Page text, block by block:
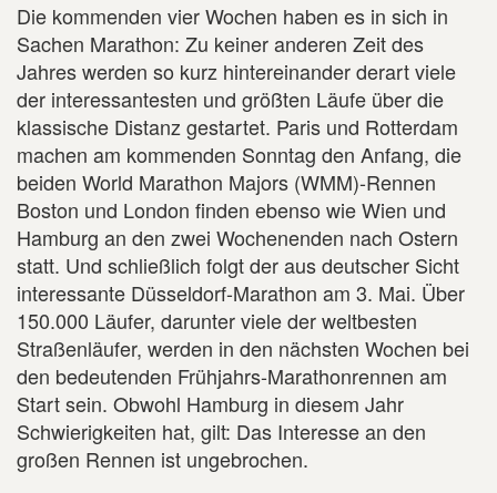
Die kommenden vier Wochen haben es in sich in
Sachen Marathon: Zu keiner anderen Zeit des
Jahres werden so kurz hintereinander derart viele
der interessantesten und größten Läufe über die
klassische Distanz gestartet. Paris und Rotterdam
machen am kommenden Sonntag den Anfang, die
beiden World Marathon Majors (WMM)-Rennen
Boston und London finden ebenso wie Wien und
Hamburg an den zwei Wochenenden nach Ostern
statt. Und schließlich folgt der aus deutscher Sicht
interessante Düsseldorf-Marathon am 3. Mai. Über
150.000 Läufer, darunter viele der weltbesten
Straßenläufer, werden in den nächsten Wochen bei
den bedeutenden Frühjahrs-Marathonrennen am
Start sein. Obwohl Hamburg in diesem Jahr
Schwierigkeiten hat, gilt: Das Interesse an den
großen Rennen ist ungebrochen.